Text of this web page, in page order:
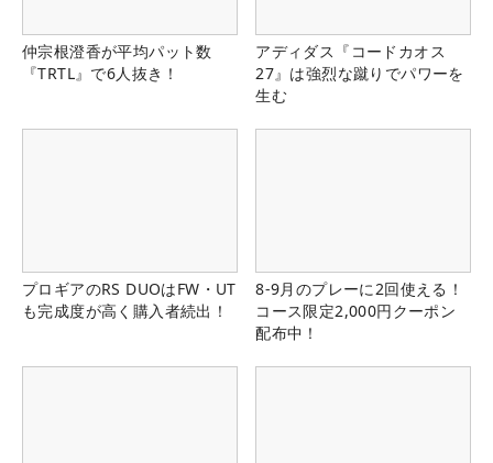
仲宗根澄香が平均パット数
『TRTL』で6人抜き！
アディダス『コードカオス
27』は強烈な蹴りでパワーを
生む
プロギアのRS DUOはFW・UT
も完成度が高く購入者続出！
8-9月のプレーに2回使える！
コース限定2,000円クーポン
配布中！